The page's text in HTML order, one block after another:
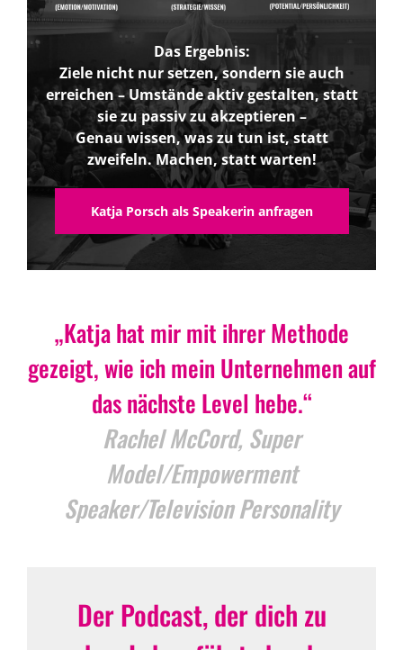
Das Ergebnis:
Ziele nicht nur setzen, sondern sie auch
erreichen – Umstände aktiv gestalten, statt
sie zu passiv zu akzeptieren –
Genau wissen, was zu tun ist, statt
zweifeln. Machen, statt warten!
Katja Porsch als Speakerin anfragen
„Katja hat mir mit ihrer Methode
gezeigt, wie ich mein Unternehmen auf
das nächste Level hebe.“
Rachel McCord, Super
Model/Empowerment
Speaker/Television Personality
Der Podcast, der dich zu